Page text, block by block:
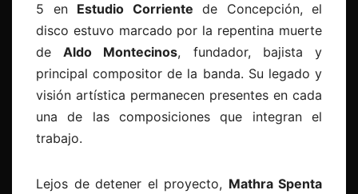
5 en Estudio Corriente de Concepción, el
disco estuvo marcado por la repentina muerte
deAldo Montecinos, fundador, bajista y
principal compositor de la banda. Su legado y
visión artística permanecen presentes en cada
una de las composiciones que integran el
trabajo.
Lejos de detener el proyecto, Mathra Spenta